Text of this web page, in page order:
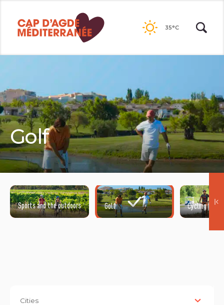
contenu
35°C
Golf
Sports and the outdoors Golf Cycling
Cities